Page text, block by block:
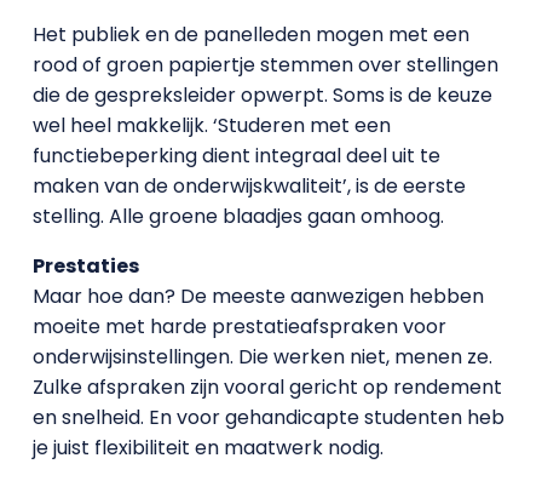
Het publiek en de panelleden mogen met een
rood of groen papiertje stemmen over stellingen
die de gespreksleider opwerpt. Soms is de keuze
wel heel makkelijk. ‘Studeren met een
functiebeperking dient integraal deel uit te
maken van de onderwijskwaliteit’, is de eerste
stelling. Alle groene blaadjes gaan omhoog.
Prestaties
Maar hoe dan? De meeste aanwezigen hebben
moeite met harde prestatieafspraken voor
onderwijsinstellingen. Die werken niet, menen ze.
Zulke afspraken zijn vooral gericht op rendement
en snelheid. En voor gehandicapte studenten heb
je juist flexibiliteit en maatwerk nodig.